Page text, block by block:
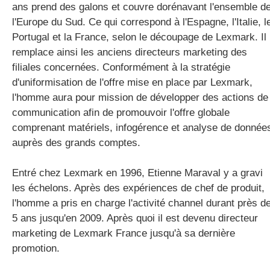
ans prend des galons et couvre dorénavant l'ensemble
l'Europe du Sud. Ce qui correspond à l'Espagne, l'Italie,
Portugal et la France, selon le découpage de Lexmark. Il
remplace ainsi les anciens directeurs marketing des
filiales concernées. Conformément à la stratégie
d'uniformisation de l'offre mise en place par Lexmark,
l'homme aura pour mission de développer des actions de
communication afin de promouvoir l'offre globale
comprenant matériels, infogérence et analyse de
auprès des grands comptes.
Entré chez Lexmark en 1996, Etienne Maraval y a gravi
les échelons. Après des expériences de chef de produit,
l'homme a pris en charge l'activité channel durant près
5 ans jusqu'en 2009. Après quoi il est devenu directeur
marketing de Lexmark France jusqu'à sa dernière
promotion.